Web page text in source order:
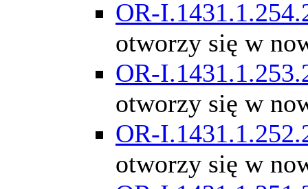
OR-
otworzy się w
OR-
otworzy się w
OR-
otworzy się w